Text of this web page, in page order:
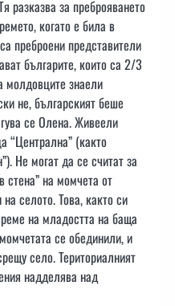
разказва за преброяването
когато е била в
преброени представители
българите, които са 2/3
молдовците знаели
не, българският беше
се Олена. Живеели
“Централна” (както
Не могат да се считат за
стена” на момчета от
селото. Това, както си
на младостта на баща
се обединили, и
село. Териториалният
надделява над